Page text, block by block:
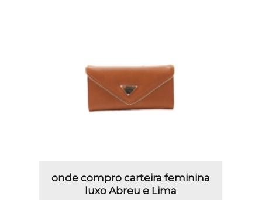
onde compro carteira feminina
luxo Abreu e Lima